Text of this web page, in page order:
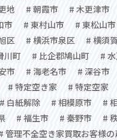
地 # 朝霞市
# 木更津市
市 # 東村山市
# 東松山市
区 # 横浜市泉区
# 横須
川町 # 比企郡鳩山町
#
市 # 海老名市
# 深谷市
# 特定空き家
# 特定空家
# 白紙解除 # 相模原市
#
# 福生市 # 秦野市
#
管理不全空き家買取お客様の